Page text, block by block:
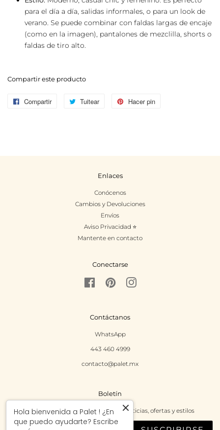
para el día a día, salidas informales, o para un look de
verano. Se puede combinar con faldas largas de encaje
(como en la imagen), pantalones de mezclilla, shorts o
faldas de tiro alto.
Compartir este producto
Compartir
CompartirTuitear
Tuitear Hacer pin
Enlaces
Conócenos
Cambios y Devoluciones
Envíos
Aviso Privacidad ⭐
Mantente en contacto
Conectarse
FacebookPinterestInstagram
Contáctanos
WhatsApp
443 460 4999
contacto@palet.mx
Boletín
Regístrate para recibir las últimas noticias, ofertas y estilos
Hola bienvenida a Palet ! ¿En
que puedo ayudarte? Escribe